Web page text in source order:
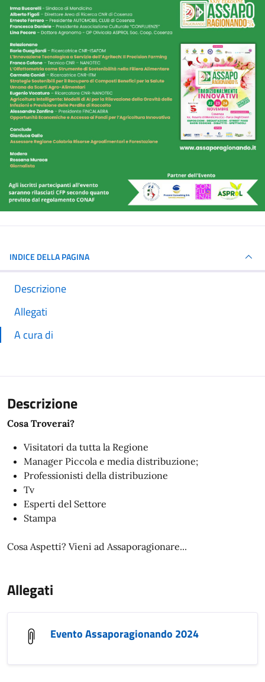
INDICE DELLA PAGINA
Descrizione
Allegati
A cura di
Descrizione
Cosa Troverai?
Visitatori da tutta la Regione
Manager Piccola e media distribuzione;
Professionisti della distribuzione
Tv
Esperti del Settore
Stampa
Cosa Aspetti? Vieni ad Assaporagionare...
Allegati
Evento Assaporagionando 2024